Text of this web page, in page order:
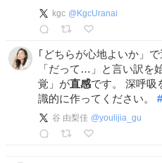
kgc @ KgcUranai
｢どちらが心地よいか」
「だって…」と言い訳を
覚」が直感です。 深呼吸
識的に作ってください。 #
谷 由梨佳 @youlijia_gu